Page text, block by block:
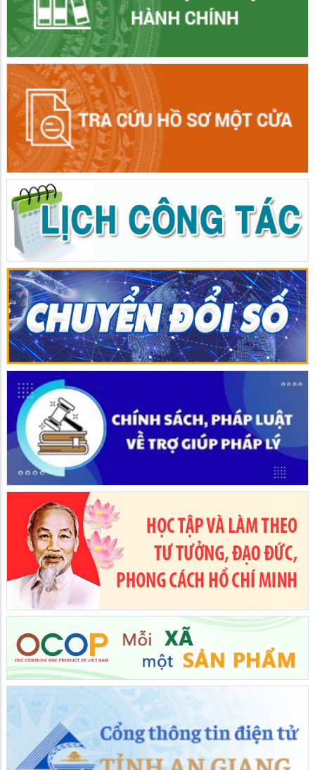
Hòn Đất bàn giao nhà “Mái ấm phụ nữ”
29/06/2026
Hòn Đất bàn giao nhà “Mái ấm phụ nữ” Nhân Ngày gia đình Việt
Nam 28/6, Hội Liên hiệp phụ nữ xã Hòn Đất, tỉnh An Giang phối
hợp với Chi hội bảo trợ bệnh nhân nghèo Hòn Đất tổ chức bàn
giao nhà “Mái ấm tình thương” cho gia đình chị Võ Thị Nhung, ấp
Bến Đá.
Hòn Đất sơ kết công tác phát triển khoa học, công nghệ, đổi
mới sáng tạo và chuyển đổi số 6 tháng đầu năm 2026
29/06/2026
Ngày 26/6, Đảng ủy xã Hòn Đất, tỉnh An Giang tổ chức hội nghị
sơ kết công tác phát triển khoa học, công nghệ, đổi mới sáng tạo
và chuyển đổi số 6 tháng đầu năm 2026. Hội nghị do Bí thư Đảng
ủy Dương Minh Tâm chủ trì. Cùng tham dự có đồng chí Lương
Đắc Hòa – Phó Bí thư thường trực đảng ủy, Chủ tịch HĐND xã;
Thường trực HĐND xã; Thường trực UBND xã; Các đồng chí Ủy
viên Ban Chấp hành Đảng bộ; Ban thường trực Ủy ban MTTQ
Việt Nam xã; các đồng chí thành viên tổ giúp việc Ban chỉ đạo xã
về phát triển khoa học, công nghệ, đổi mới sáng tạo, chuyển đổi
số; đại diện Ban xây dựng Đảng, Ủy ban kiểm tra Đảng ủy, Trung
tâm Chính trị, Văn phòng Đảng ủy, Văn phòng HĐND & UBND,
Phòng Kinh tế, Phòng Văn hóa - Xã hội, Trung tâm Phục vụ hành
chính công, Trung tâm Dịch vụ tổng hợp, Trạm Y tế, Công an xã,
Ban chỉ huy quân sự xã, Bí thư các chi bộ đảng bộ trực thuộc
Đảng ủy.
Hội Khuyến học xã Hòn Đất tổ chức thành công Đại hội đại
biểu lần thứ I, nhiệm kỳ 2026 – 2031